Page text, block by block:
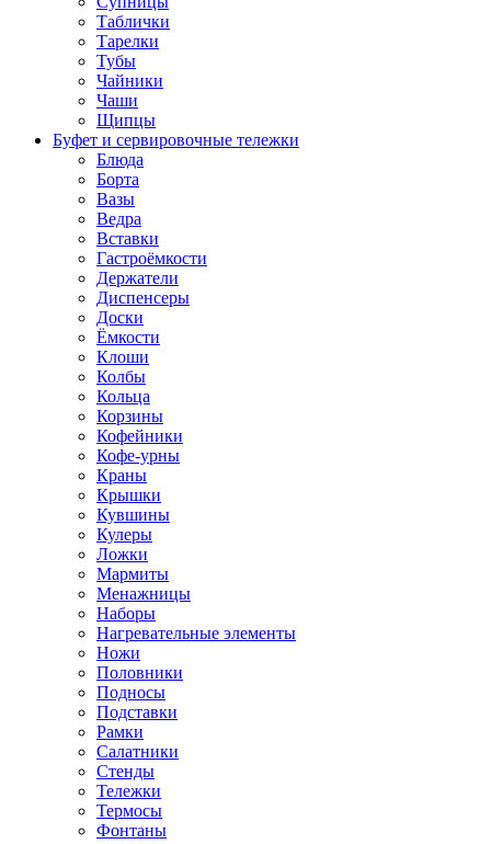
Таблички
Тарелки
Тубы
Чайники
Чаши
Щипцы
Буфет и сервировочные тележки
Блюда
Борта
Вазы
Ведра
Вставки
Гастроёмкости
Держатели
Диспенсеры
Доски
Ёмкости
Клоши
Колбы
Кольца
Корзины
Кофейники
Кофе-урны
Краны
Крышки
Кувшины
Кулеры
Ложки
Мармиты
Менажницы
Наборы
Нагревательные элементы
Ножи
Половники
Подносы
Подставки
Рамки
Салатники
Стенды
Тележки
Термосы
Фонтаны